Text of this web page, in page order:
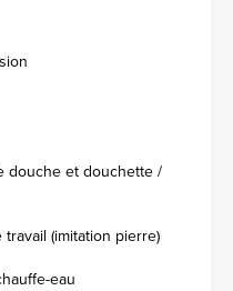
douche et douchette /
(imitation pierre)
eau